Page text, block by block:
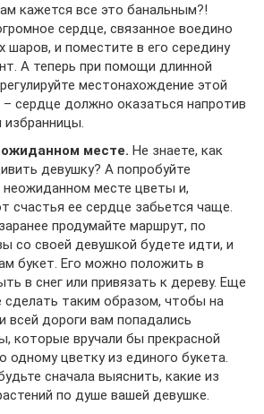
кажется все это банальным?!
сердце, связанное воедино
шаров, и поместите в его середину
А теперь при помощи длинной
местонахождение этой
– сердце должно оказаться напротив
избранницы.
месте. Не знаете, как
девушку? А попробуйте
неожиданном месте цветы и,
счастья ее сердце забьется чаще.
продумайте маршрут, по
со своей девушкой будете идти, и
букет. Его можно положить в
в снег или привязать к дереву. Еще
сделать таким образом, чтобы на
всей дороги вам попадались
которые вручали бы прекрасной
одному цветку из единого букета.
сначала выяснить, какие из
по душе вашей девушке.